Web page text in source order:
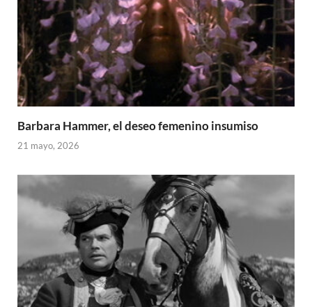
Barbara Hammer, el deseo femenino insumiso
21 mayo, 2026